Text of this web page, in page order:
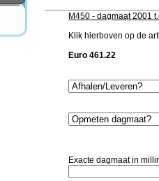
M450 - dagmaat 2001
Klik hierboven op de
Euro 461.22
Exacte dagmaat in